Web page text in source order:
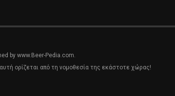
by www.Beer-Pedia.com.
ορίζεται από τη νομοθεσία της εκάστοτε χώρας!